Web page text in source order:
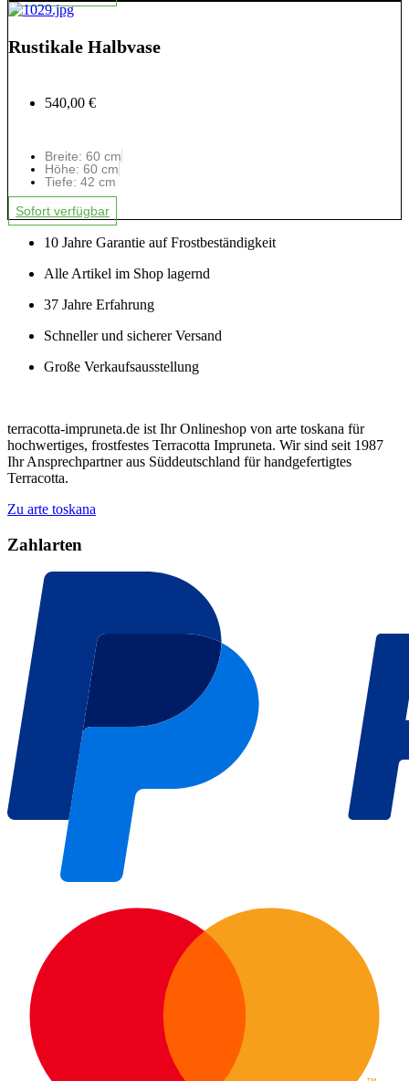
Rustikale Halbvase
540,00 €
Breite: 60 cm
Höhe: 60 cm
Tiefe: 42 cm
Sofort verfügbar
10 Jahre Garantie auf Frostbeständigkeit
Alle Artikel im Shop lagernd
37 Jahre Erfahrung
Schneller und sicherer Versand
Große Verkaufsausstellung
terracotta-impruneta.de ist Ihr Onlineshop von arte toskana für
hochwertiges, frostfestes Terracotta Impruneta. Wir sind seit 1987
Ihr Ansprechpartner aus Süddeutschland für handgefertigtes
Terracotta.
Zu arte toskana
Zahlarten